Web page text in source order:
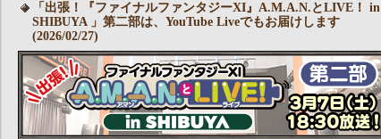
「出張！『ファイナルファンタジーXI』A.M.A.N.とLIVE！ in
SHIBUYA 」第二部は、YouTube Liveでもお届けします
(2026/02/27)